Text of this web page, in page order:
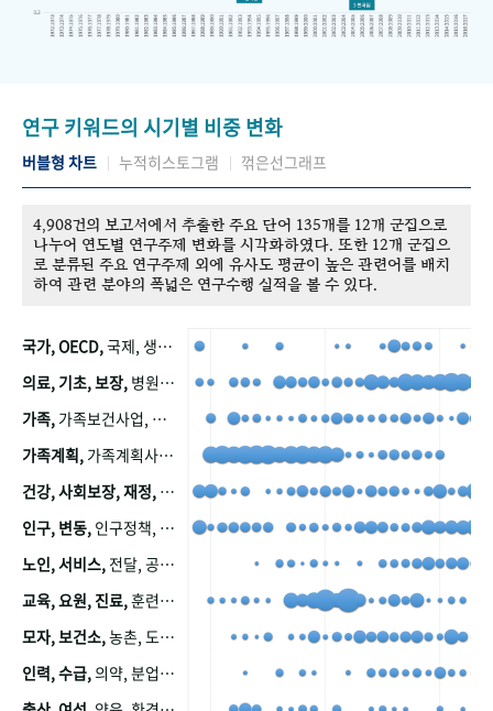
연구 키워드의 시기별 비중 변화
버블형 차트 누적히스토그램 꺾은선그래프
4,908건의 보고서에서 추출한 주요 단어 135개를 12개 군집으로
나누어 연도별 연구주제 변화를 시각화하였다. 또한 12개 군집으
로 분류된 주요 연구주제 외에 유사도 평균이 높은 관련어를 배치
하여 관련 분야의 폭넓은 연구수행 실적을 볼 수 있다.
국가, OECD,국제, 생산, 아시아, 태평양, 태평양지역, 참가
의료, 기초, 보장, 병원, 가정, 연금, 연계, 공적, 일본, 생활, 국민기초생활보장제도, 국민연금, 기금, 저소득층, 근로, 자활, 급여, 환자, 의료비, 모니터링, 한국복지패널, 소득, 지표, 빈곤, 노후, 장애인
가족, 가족보건사업, 산업, 친화, 전국, 출산력
가족계획, 가족계획사업, 가족계획사업평가, 한국가족계획사업, 피임, 보급, 부인, 자궁, 피임약
건강, 사회보장, 재정,
인구, 변동, 인구정책, 저출산, 고령사회, 고령화, 이동, 남북한, 지방자치단체, 컨설팅, 복지정책평가, 집, 사회개발
노인, 서비스, 전달, 공공, 보육, 수요, 공급, 사회서비스, 데이터, 보호, 요양, 아동, 예방, 청소년, 효율, 자원
교육, 요원, 진료,훈련, 보건요원, 마을, 마을건강사업, 보조원, 진료원, 보건진료원, 보건진료원교재
모자, 보건소,농촌, 도시, 금연, 농촌지역, 모자보건사업
인력, 수급,의약, 분업, 식품, 의약품, 의사, 안전